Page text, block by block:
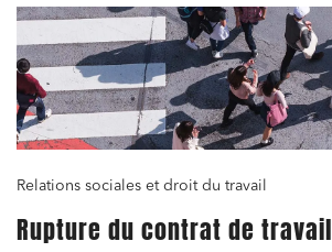
Relations sociales et droit du travail
Rupture du contrat de travail